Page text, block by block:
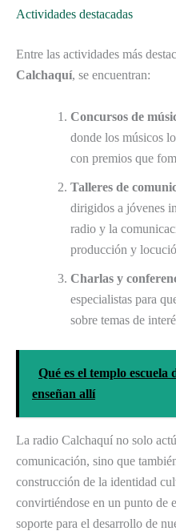
Actividades destacadas
Entre las actividades más
Calchaquí, se encuentran:
Concursos de
donde los músicos
con premios que
Talleres de
dirigidos a jóvenes
radio y la
producción y
Charlas y
especialistas para
sobre temas de
Qué es el templo
enseñan allí
La radio Calchaquí no solo
comunicación, sino que
construcción de la identidad
convirtiéndose en un punto de
soporte para el desarrollo de